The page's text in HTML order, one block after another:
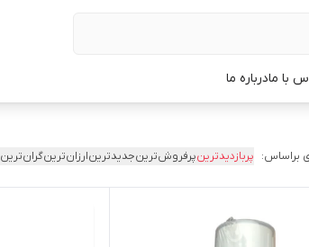
با مادرباره ما
براساس: پربازدیدترینپرفروش‌ترینجدیدترینارزان‌ترینگران‌ترین